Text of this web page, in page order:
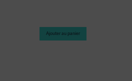
Ajouter au panier